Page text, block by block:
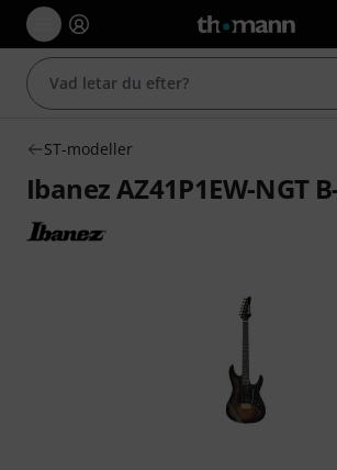
ST-modeller
Ibanez AZ41P1EW-NGT